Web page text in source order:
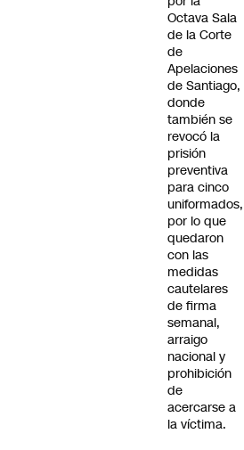
Octava Sala
de la Corte
de
Apelaciones
de Santiago,
donde
también se
revocó la
prisión
preventiva
para cinco
uniformados,
por lo que
quedaron
con las
medidas
cautelares
de firma
semanal,
arraigo
nacional y
prohibición
de
acercarse a
la víctima.